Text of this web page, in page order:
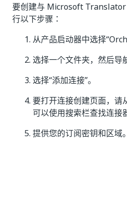
要创建与 Microsoft
行以下步骤：
从产品启动器中选择
选择一个文件夹，然后导
选择“添加连接”。
要打开连接创建页面，请
可以使用搜索栏查找连接
提供您的订阅密钥和区域。